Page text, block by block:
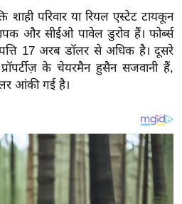
परिवार या रियल एस्टेट टायकून
और सीईओ पावेल डुरोव हैं। फोर्ब्स
17 अरब डॉलर से अधिक है। दूसरे
के चेयरमैन हुसैन सजवानी हैं,
आंकी गई है।